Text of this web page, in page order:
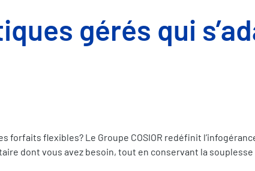
gérés qui
forfaits flexibles? Le Groupe COSIOR redéfinit
dont vous avez besoin, tout en conservant la